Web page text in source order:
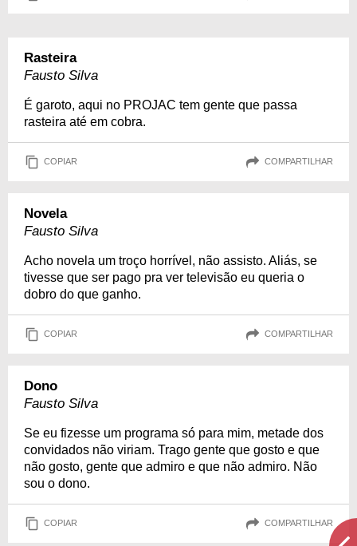
Rasteira
Fausto Silva
É garoto, aqui no PROJAC tem gente que passa
rasteira até em cobra.
COPIAR COMPARTILHAR
Novela
Fausto Silva
Acho novela um troço horrível, não assisto. Aliás, se
tivesse que ser pago pra ver televisão eu queria o
dobro do que ganho.
COPIAR COMPARTILHAR
Dono
Fausto Silva
Se eu fizesse um programa só para mim, metade dos
convidados não viriam. Trago gente que gosto e que
não gosto, gente que admiro e que não admiro. Não
sou o dono.
COPIAR COMPARTILHAR